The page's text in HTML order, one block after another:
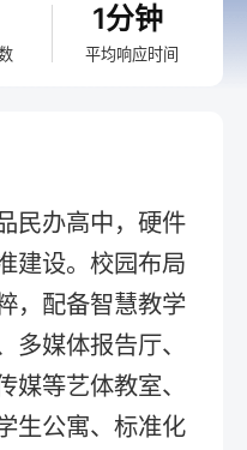
1分钟
平均响应时间
民办高中，硬件
建设。校园布局
，配备智慧教学
媒体报告厅、
媒等艺体教室、
生公寓、标准化